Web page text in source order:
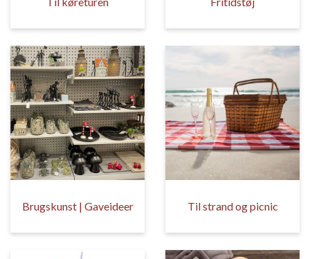
Brugskunst | Gaveideer Til strand og picnic